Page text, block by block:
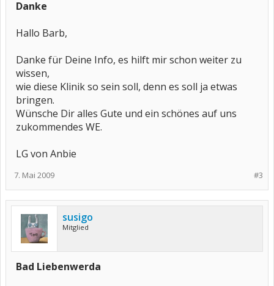
Danke
Hallo Barb,
Danke für Deine Info, es hilft mir schon weiter zu
wissen,
wie diese Klinik so sein soll, denn es soll ja etwas
bringen.
Wünsche Dir alles Gute und ein schönes auf uns
zukommendes WE.
LG von Anbie
#3
7. Mai 2009
susigo
Mitglied
Bad Liebenwerda